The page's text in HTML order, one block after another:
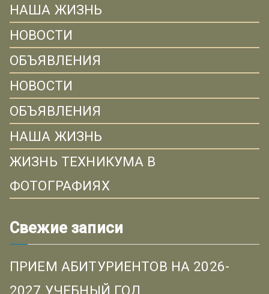
НАША ЖИЗНЬ
НОВОСТИ
ОБЪЯВЛЕНИЯ
НОВОСТИ
ОБЪЯВЛЕНИЯ
НАША ЖИЗНЬ
ЖИЗНЬ ТЕХНИКУМА В
ФОТОГРАФИЯХ
Свежие записи
ПРИЕМ АБИТУРИЕНТОВ НА 2026-
2027 УЧЕБНЫЙ ГОД